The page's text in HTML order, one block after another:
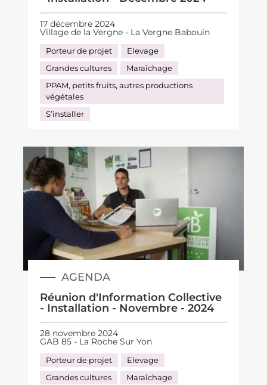
17 décembre 2024
Village de la Vergne - La Vergne Babouin
Porteur de projet
Elevage
Grandes cultures
Maraîchage
PPAM, petits fruits, autres productions
végétales
S’installer
AGENDA
Réunion d'Information Collective
- Installation - Novembre - 2024
28 novembre 2024
GAB 85 - La Roche Sur Yon
Porteur de projet
Elevage
Grandes cultures
Maraîchage